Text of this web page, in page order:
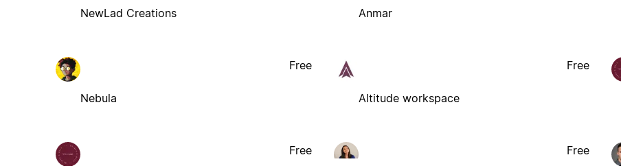
NewLad Creations Anmar
Nebula
Free
Altitude workspace
Free
Free Free